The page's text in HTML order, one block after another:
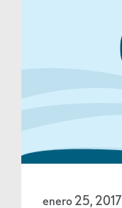
enero 25, 2017